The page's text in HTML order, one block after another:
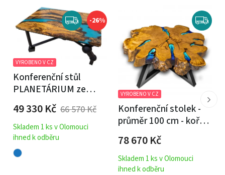
Originální deska ve tvaru trojúhelníku
Multifunkční využití v jakékoliv místnosti
Kvalitní materiály: bílá MDF deska a nohy z masivního
dřeva
Kompaktní velikost ideální i do menších bytů
Stabilní a pevná konstrukce
-26%
VYROBENO V CZ
Konferenční stůl
PLANETÁRIUM ze
špaltovaného buku a
fluorescenční
epoxidové pryskyřice
96x59
49 330Kč 66 570Kč
Skladem 1 ks v Olomouci
ihned k odběru
VYROBENO V CZ
Konferenční stolek -
průměr 100 cm - kořen
akátu / epoxidová
pryskyřice
78 670Kč
Skladem 1 ks v Olomouci
ihned k odběru